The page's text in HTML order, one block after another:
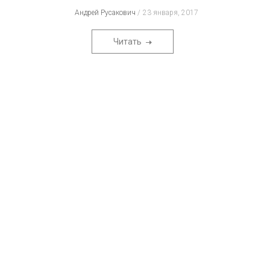
Андрей Русакович 23 января, 2017
Читать